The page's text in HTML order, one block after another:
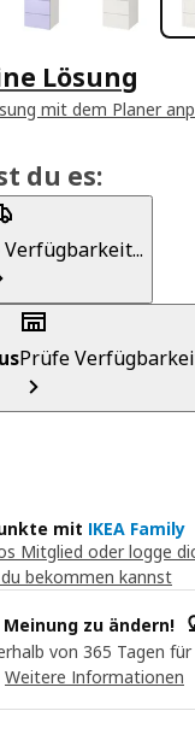
Lösung
mit dem Planer
du es:
Prüfe
mit IKEA Family
Mitglied oder logge
bekommen kannst
Meinung zu ändern!
von 365 Tagen
Weitere Informationen